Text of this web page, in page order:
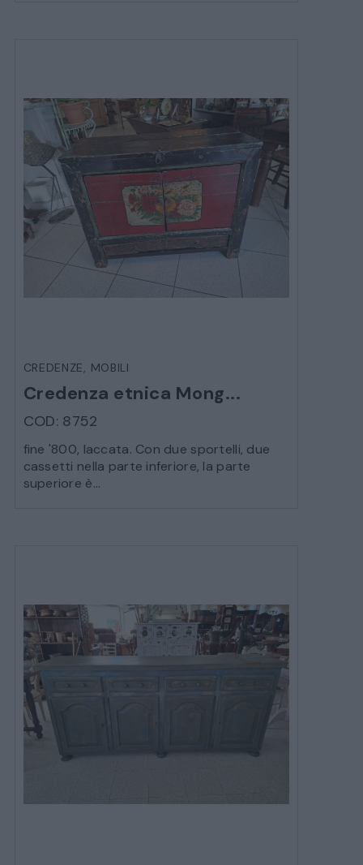
CREDENZE, MOBILI
Credenza etnica Mong...
COD: 8752
fine '800, laccata. Con due sportelli, due
cassetti nella parte inferiore, la parte
superiore è...